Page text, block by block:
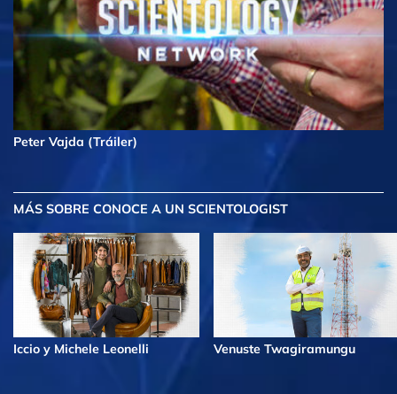
Peter Vajda (Tráiler)
MÁS SOBRE CONOCE A UN SCIENTOLOGIST
Iccio y Michele Leonelli Venuste Twagiramungu